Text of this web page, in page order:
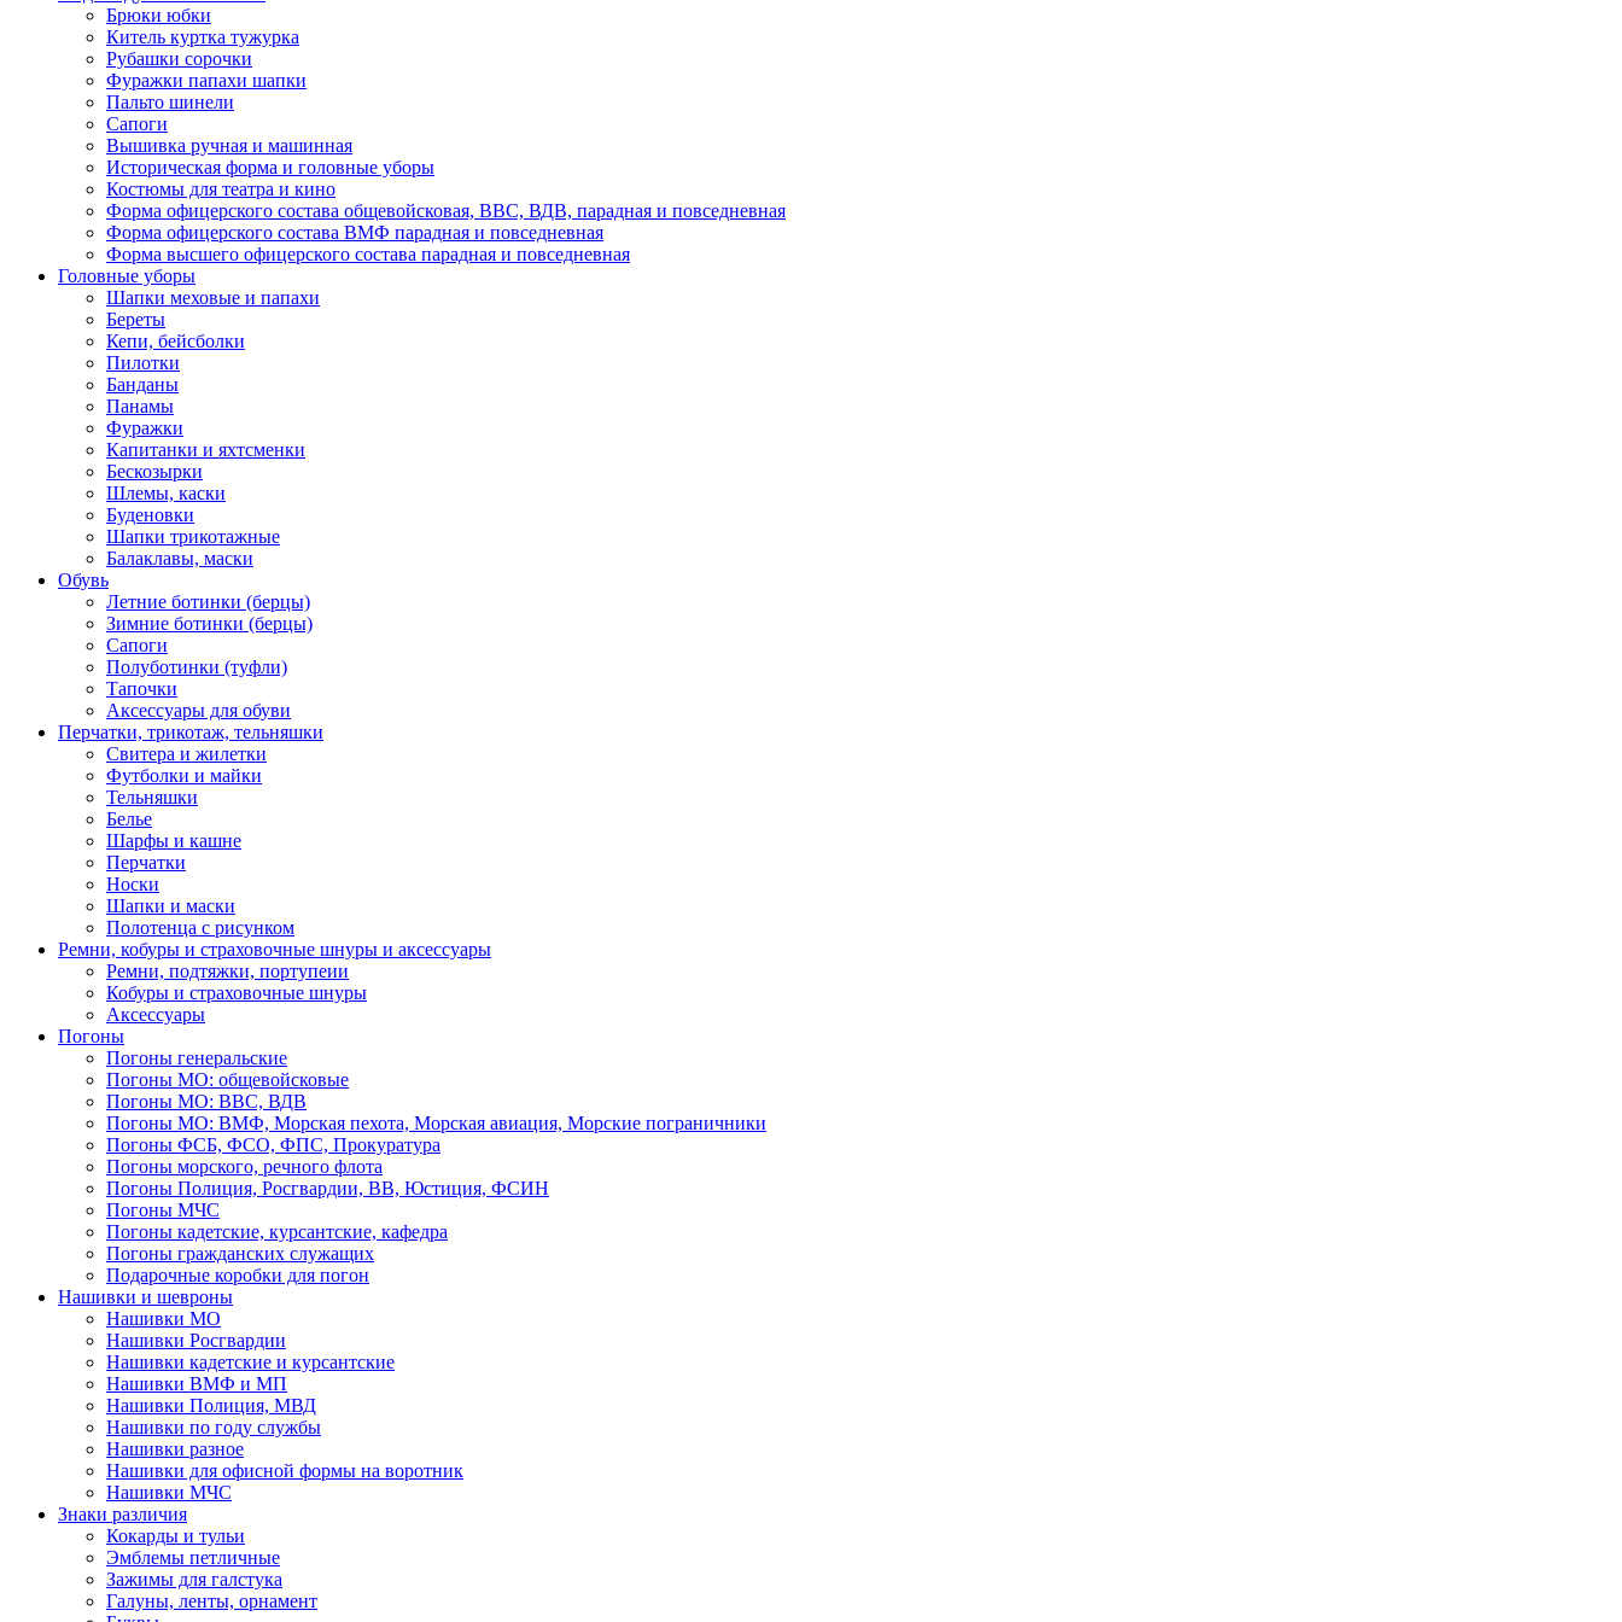
Брюки юбки
Китель куртка тужурка
Рубашки сорочки
Фуражки папахи шапки
Пальто шинели
Сапоги
Вышивка ручная и машинная
Историческая форма и головные уборы
Костюмы для театра и кино
Форма офицерского состава общевойсковая, ВВС, ВДВ, парадная и повседневная
Форма офицерского состава ВМФ парадная и повседневная
Форма высшего офицерского состава парадная и повседневная
Головные уборы
Шапки меховые и папахи
Береты
Кепи, бейсболки
Пилотки
Банданы
Панамы
Фуражки
Капитанки и яхтсменки
Бескозырки
Шлемы, каски
Буденовки
Шапки трикотажные
Балаклавы, маски
Обувь
Летние ботинки (берцы)
Зимние ботинки (берцы)
Сапоги
Полуботинки (туфли)
Тапочки
Аксессуары для обуви
Перчатки, трикотаж, тельняшки
Свитера и жилетки
Футболки и майки
Тельняшки
Белье
Шарфы и кашне
Перчатки
Носки
Шапки и маски
Полотенца с рисунком
Ремни, кобуры и страховочные шнуры и аксессуары
Ремни, подтяжки, портупеии
Кобуры и страховочные шнуры
Аксессуары
Погоны
Погоны генеральские
Погоны МО: общевойсковые
Погоны МО: ВВС, ВДВ
Погоны МО: ВМФ, Морская пехота, Морская авиация, Морские пограничники
Погоны ФСБ, ФСО, ФПС, Прокуратура
Погоны морского, речного флота
Погоны Полиция, Росгвардии, ВВ, Юстиция, ФСИН
Погоны МЧС
Погоны кадетские, курсантские, кафедра
Погоны гражданских служащих
Подарочные коробки для погон
Нашивки и шевроны
Нашивки МО
Нашивки Росгвардии
Нашивки кадетские и курсантские
Нашивки ВМФ и МП
Нашивки Полиция, МВД
Нашивки по году службы
Нашивки разное
Нашивки для офисной формы на воротник
Нашивки МЧС
Знаки различия
Кокарды и тульи
Эмблемы петличные
Зажимы для галстука
Галуны, ленты, орнамент